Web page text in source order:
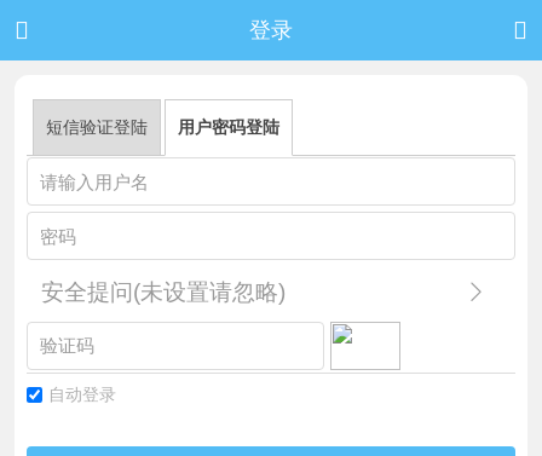
 登录 
短信验证登陆 用户密码登陆
安全提问(未设置请忽略)
自动登录